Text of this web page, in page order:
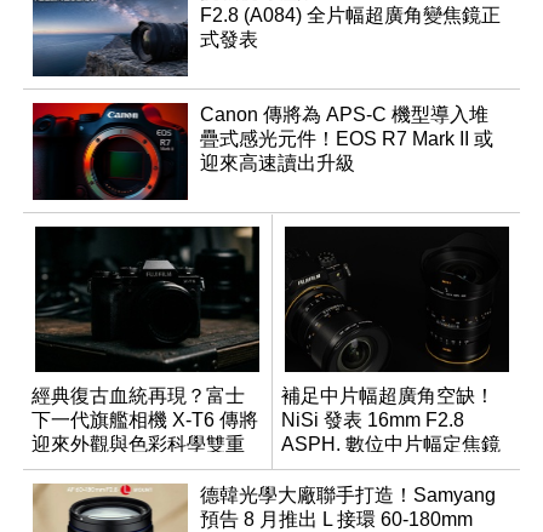
F2.8 (A084) 全片幅超廣角變焦鏡正
式發表
Canon 傳將為 APS-C 機型導入堆
疊式感光元件！EOS R7 Mark II 或
迎來高速讀出升級
經典復古血統再現？富士
下一代旗艦相機 X-T6 傳將
迎來外觀與色彩科學雙重
優化
補足中片幅超廣角空缺！
NiSi 發表 16mm F2.8
ASPH. 數位中片幅定焦鏡
德韓光學大廠聯手打造！Samyang
預告 8 月推出 L 接環 60-180mm